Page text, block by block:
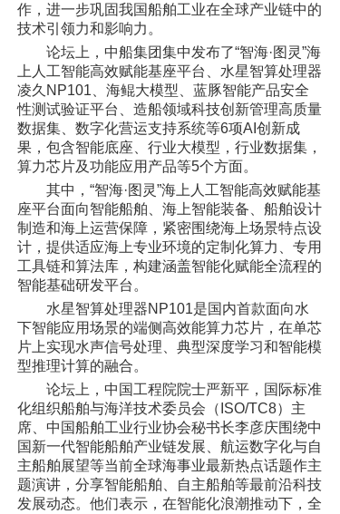
作，进一步巩固我国船舶工业在全球产业链中的
技术引领力和影响力。
论坛上，中船集团集中发布了“智海·图灵”海
上人工智能高效赋能基座平台、水星智算处理器
凌久NP101、海鲲大模型、蓝豚智能产品安全
性测试验证平台、造船领域科技创新管理高质量
数据集、数字化营运支持系统等6项AI创新成
果，包含智能底座、行业大模型，行业数据集，
算力芯片及功能应用产品等5个方面。
其中，“智海·图灵”海上人工智能高效赋能基
座平台面向智能船舶、海上智能装备、船舶设计
制造和海上运营保障，紧密围绕海上场景特点设
计，提供适应海上专业环境的定制化算力、专用
工具链和算法库，构建涵盖智能化赋能全流程的
智能基础研发平台。
水星智算处理器NP101是国内首款面向水
下智能应用场景的端侧高效能算力芯片，在单芯
片上实现水声信号处理、典型深度学习和智能模
型推理计算的融合。
论坛上，中国工程院院士严新平，国际标准
化组织船舶与海洋技术委员会（ISO/TC8）主
席、中国船舶工业行业协会秘书长李彦庆围绕中
国新一代智能船舶产业链发展、航运数字化与自
主船舶展望等当前全球海事业最新热点话题作主
题演讲，分享智能船舶、自主船舶等最前沿科技
发展动态。他们表示，在智能化浪潮推动下，全